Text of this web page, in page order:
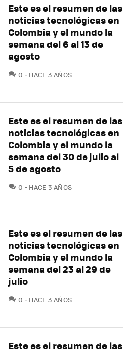
Este es el resumen de las
noticias tecnológicas en
Colombia y el mundo la
semana del 6 al 13 de
agosto
0 COMENTARIOS
HACE 3 AÑOS
Este es el resumen de las
noticias tecnológicas en
Colombia y el mundo la
semana del 30 de julio al
5 de agosto
0 COMENTARIOS
HACE 3 AÑOS
Este es el resumen de las
noticias tecnológicas en
Colombia y el mundo la
semana del 23 al 29 de
julio
0 COMENTARIOS
HACE 3 AÑOS
Este es el resumen de las